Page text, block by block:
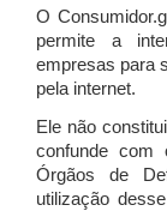
O
permite a
empresas para
pela internet.
Ele não
confunde com
Órgãos de
utilização